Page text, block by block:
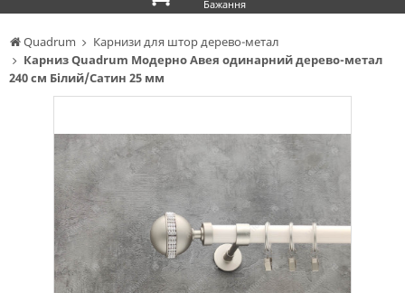
Quadrum
Карнизи для штор дерево-метал
Карниз Quadrum Модерно Авея одинарний дерево-метал
240 см Білий/Сатин 25 мм
Бажання